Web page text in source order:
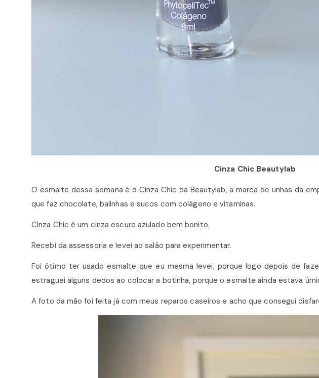
Cinza Chic Beautylab
O esmalte dessa semana é o Cinza Chic da Beautylab, a marca de unhas da
que faz chocolate, balinhas e sucos com colágeno e vitaminas.
Cinza Chic é um cinza escuro azulado bem bonito.
Recebi da assessoria e levei ao salão para experimentar.
Foi ótimo ter usado esmalte que eu mesma levei, porque logo depois de
estraguei alguns dedos ao colocar a botinha, porque o esmalte ainda estava
A foto da mão foi feita já com meus reparos caseiros e acho que consegui